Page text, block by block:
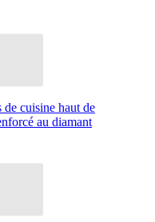
de cuisine haut de
au diamant